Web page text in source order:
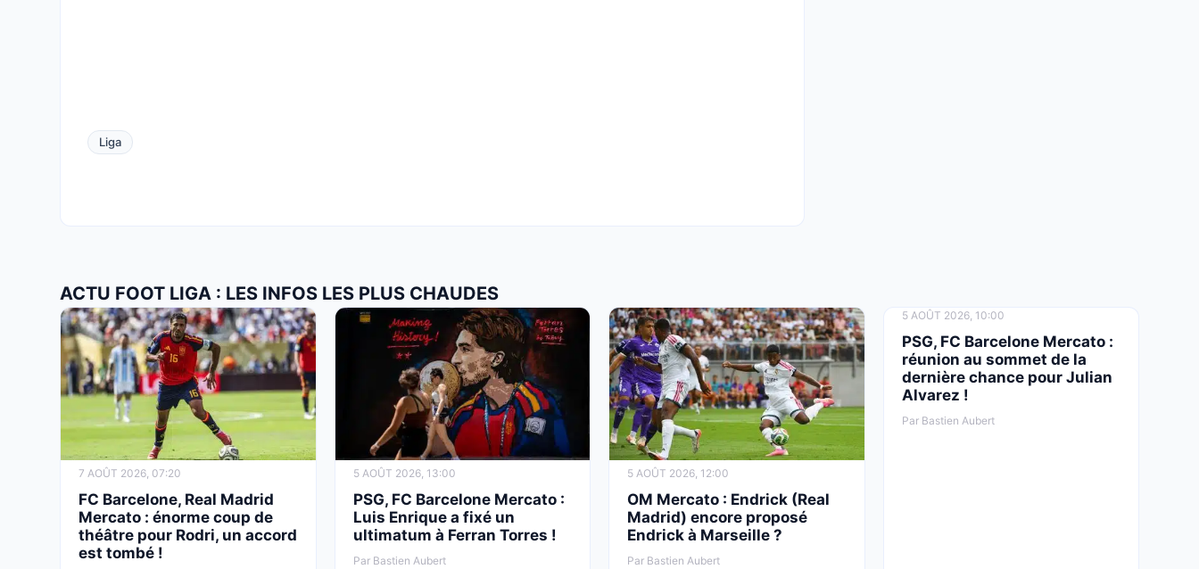
Liga
Real Madrid : le transfert à 120 M€ enfin
débloqué cette semaine !
4 AOÛT 2026, 17:41
PSG, FC Barcelone : Paris refuse de bouger et
piège le Barça dans les négociations
2 AOÛT 2026, 15:30
ACTU FOOT LIGA : LES INFOS LES PLUS CHAUDES
7 AOÛT 2026, 07:20
FC Barcelone, Real Madrid
Mercato : énorme coup de
théâtre pour Rodri, un accord
est tombé !
5 AOÛT 2026, 13:00
PSG, FC Barcelone Mercato :
Luis Enrique a fixé un
ultimatum à Ferran Torres !
Par Bastien Aubert
5 AOÛT 2026, 12:00
OM Mercato : Endrick (Real
Madrid) encore proposé
Endrick à Marseille ?
Par Bastien Aubert
5 AOÛT 2026, 10:00
PSG, FC Barcelone Mercato :
réunion au sommet de la
dernière chance pour Julian
Alvarez !
Par Bastien Aubert